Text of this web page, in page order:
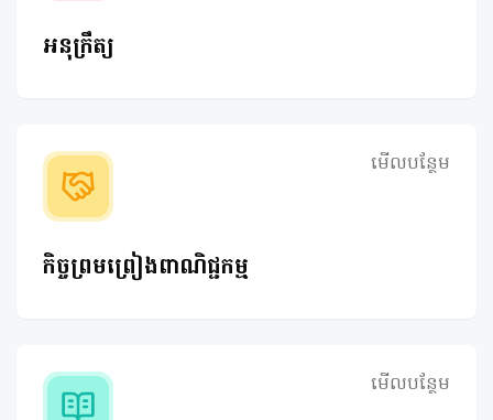
អនុក្រឹត្យ
មើលបន្ថែម
កិច្ចព្រមព្រៀងពាណិជ្ជកម្ម
មើលបន្ថែម